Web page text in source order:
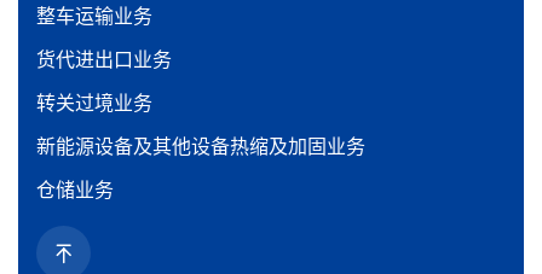
整车运输业务
货代进出口业务
转关过境业务
新能源设备及其他设备热缩及加固业务
仓储业务